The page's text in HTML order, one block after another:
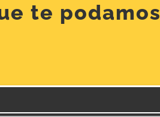
te podamos